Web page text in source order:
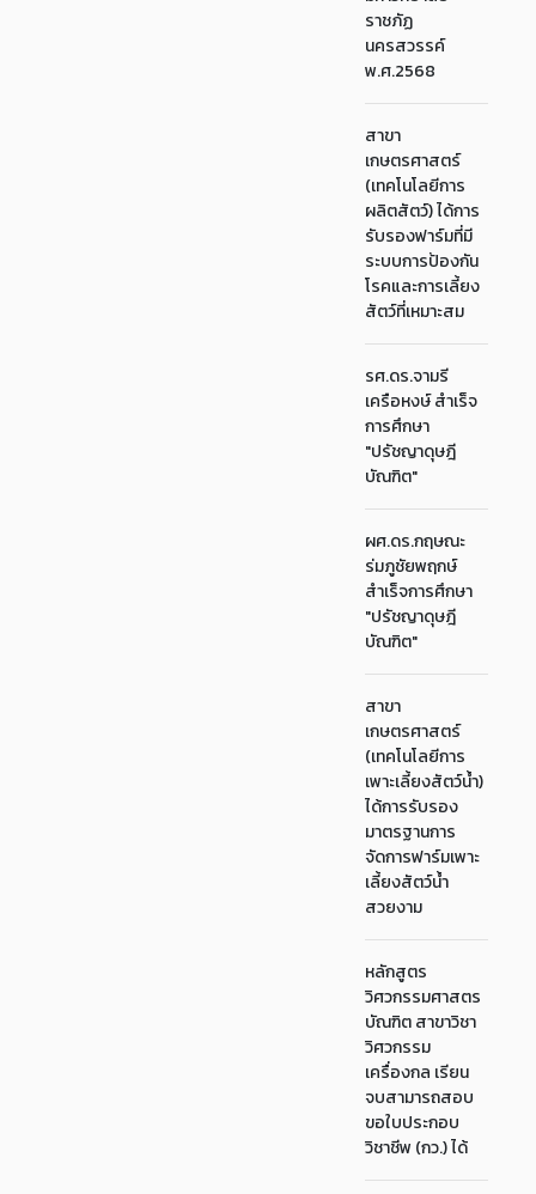
ราชภัฏ
นครสวรรค์
พ.ศ.2568
สาขา
เกษตรศาสตร์
(เทคโนโลยีการ
ผลิตสัตว์) ได้การ
รับรองฟาร์มที่มี
ระบบการป้องกัน
โรคและการเลี้ยง
สัตว์ที่เหมาะสม
รศ.ดร.จามรี
เครือหงษ์ สำเร็จ
การศึกษา
"ปรัชญาดุษฎี
บัณฑิต"
ผศ.ดร.กฤษณะ
ร่มภูชัยพฤกษ์
สำเร็จการศึกษา
"ปรัชญาดุษฎี
บัณฑิต"
สาขา
เกษตรศาสตร์
(เทคโนโลยีการ
เพาะเลี้ยงสัตว์น้ำ)
ได้การรับรอง
มาตรฐานการ
จัดการฟาร์มเพาะ
เลี้ยงสัตว์น้ำ
สวยงาม
หลักสูตร
วิศวกรรมศาสตร
บัณฑิต สาขาวิชา
วิศวกรรม
เครื่องกล เรียน
จบสามารถสอบ
ขอใบประกอบ
วิชาชีพ (กว.) ได้